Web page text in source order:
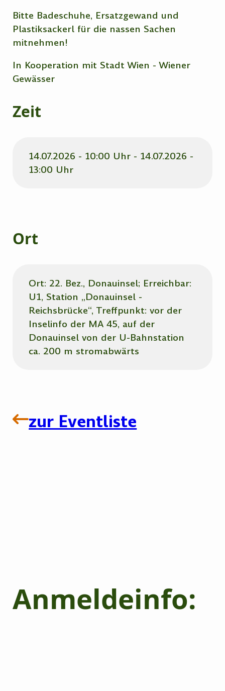
Bitte Badeschuhe, Ersatzgewand und
Plastiksackerl für die nassen Sachen
mitnehmen!
In Kooperation mit Stadt Wien - Wiener
Gewässer
Zeit
14.07.2026 - 10:00 Uhr - 14.07.2026 -
13:00 Uhr
Ort
Ort: 22. Bez., Donauinsel; Erreichbar:
U1, Station „Donauinsel -
Reichsbrücke“, Treffpunkt: vor der
Inselinfo der MA 45, auf der
Donauinsel von der U-Bahnstation
ca. 200 m stromabwärts
zur Eventliste
Anmeldeinfo: